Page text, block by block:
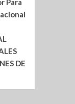
Para
DE